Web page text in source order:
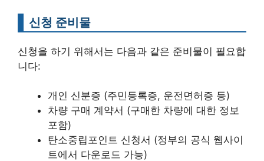
신청 준비물
신청을 하기 위해서는 다음과 같은 준비물이 필요합
니다:
개인 신분증 (주민등록증, 운전면허증 등)
차량 구매 계약서 (구매한 차량에 대한 정보
포함)
탄소중립포인트 신청서 (정부의 공식 웹사이
트에서 다운로드 가능)